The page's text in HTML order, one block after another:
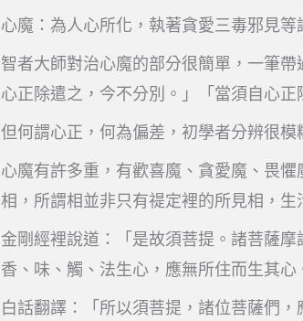
心魔：為人心所化，執著貪愛三毒邪見
智者大師對治心魔的部分很簡單，一筆
心正除遣之，今不分別。」「當須自心正
但何謂心正，何為偏差，初學者分辨很模
心魔有許多重，有歡喜魔、貪愛魔、畏
相，所謂相並非只有禔定裡的所見相，
金剛經裡說道：「是故須菩提。諸菩薩
香、味、觸、法生心，應無所住而生其心
白話翻譯：「所以須菩提，諸位菩薩們